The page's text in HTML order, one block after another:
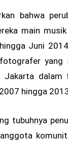
bahwa
main
Juni
yang
Jakarta
hingga
tubuhnya